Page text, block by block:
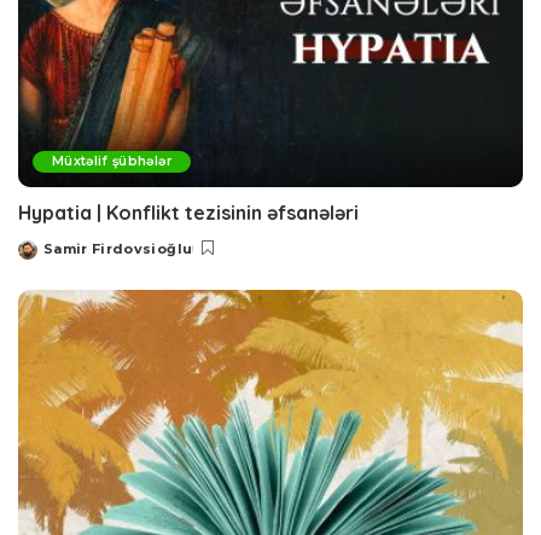
Müxtəlif şübhələr
Hypatia | Konflikt tezisinin əfsanələri
Posted
Samir Firdovsioğlu